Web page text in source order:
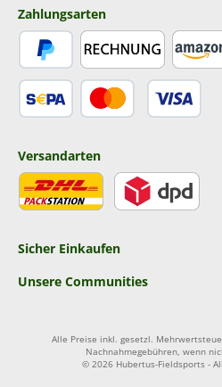
Sicher Einkaufen
Unsere Communities
Zahlungsarten
Versandarten
Alle Preise inkl. gesetzl.
Nachnahmegebühren, wenn
© 2026 Hubertus-Fieldsports -